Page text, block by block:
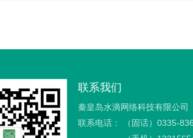
联系我们
秦皇岛水滴网络科技有限公司
联系电话：
（固话）0335-